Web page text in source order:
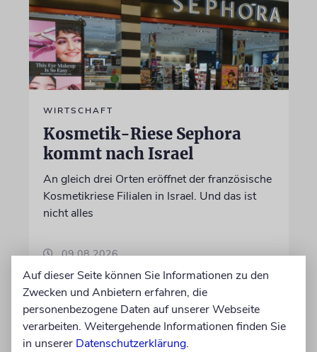
WIRTSCHAFT
Kosmetik-Riese Sephora
kommt nach Israel
An gleich drei Orten eröffnet der französische
Kosmetikriese Filialen in Israel. Und das ist
nicht alles
09.08.2026
Auf dieser Seite können Sie Informationen zu den
Zwecken und Anbietern erfahren, die
personenbezogene Daten auf unserer Webseite
verarbeiten. Weitergehende Informationen finden Sie
in unserer Datenschutzerklärung.